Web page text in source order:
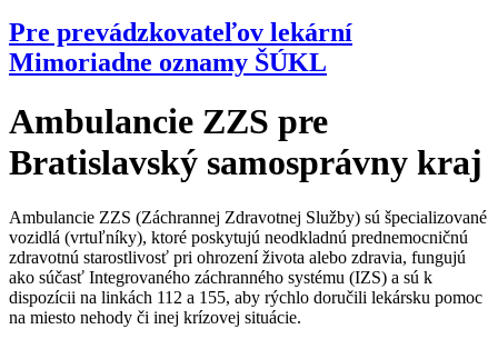
Pre prevádzkovateľov lekární
Mimoriadne oznamy ŠÚKL
Ambulancie ZZS pre
Bratislavský samosprávny kraj
Ambulancie ZZS (Záchrannej Zdravotnej Služby) sú špecializované
vozidlá (vrtuľníky), ktoré poskytujú neodkladnú prednemocničnú
zdravotnú starostlivosť pri ohrození života alebo zdravia, fungujú
ako súčasť Integrovaného záchranného systému (IZS) a sú k
dispozícii na linkách 112 a 155, aby rýchlo doručili lekársku pomoc
na miesto nehody či inej krízovej situácie.